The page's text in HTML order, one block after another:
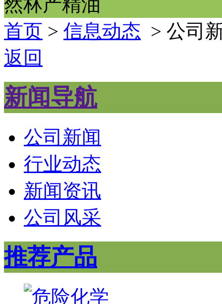
首页 > 信息动态 > 公司
返回
新闻导航
公司新闻
行业动态
新闻资讯
公司风采
推荐产品